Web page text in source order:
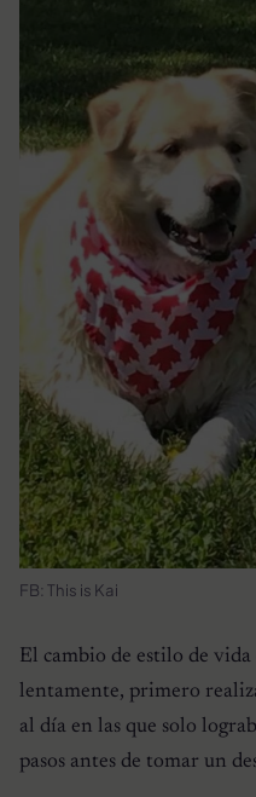
FB: This is Kai
El cambio de estilo de
lentamente, primero
al día en las que solo
pasos antes de tomar un